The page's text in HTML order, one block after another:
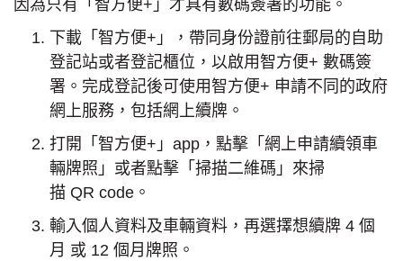
因為只有「智方便+」才具有數碼簽署的功能。
下載「智方便+」，帶同身份證前往郵局的自助
登記站或者登記櫃位，以啟用智方便+ 數碼簽
署。完成登記後可使用智方便+ 申請不同的政府
網上服務，包括網上續牌。
打開「智方便+」app，點擊「網上申請續領車
輛牌照」或者點擊「掃描二維碼」來掃
描 QR code。
輸入個人資料及車輛資料，再選擇想續牌 4 個
月 或 12 個月牌照。